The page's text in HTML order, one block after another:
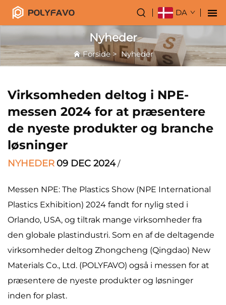
DA
Nyheder
Forside> Nyheder
Virksomheden deltog i NPE-
messen 2024 for at præsentere
de nyeste produkter og branche
løsninger
NYHEDER 09 DEC 2024 /
Messen NPE: The Plastics Show (NPE International
Plastics Exhibition) 2024 fandt for nylig sted i
Orlando, USA, og tiltrak mange virksomheder fra
den globale plastindustri. Som en af de deltagende
virksomheder deltog Zhongcheng (Qingdao) New
Materials Co., Ltd. (POLYFAVO) også i messen for at
præsentere de nyeste produkter og løsninger
inden for plast.